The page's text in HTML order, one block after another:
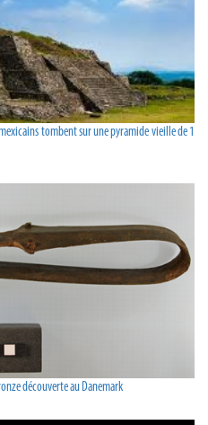
tombent sur une pyramide vieille de 1
découverte au Danemark